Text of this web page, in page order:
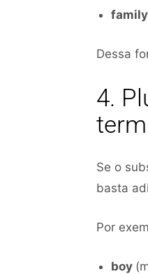
family
Dessa
4.
Se o
basta
Por
boy